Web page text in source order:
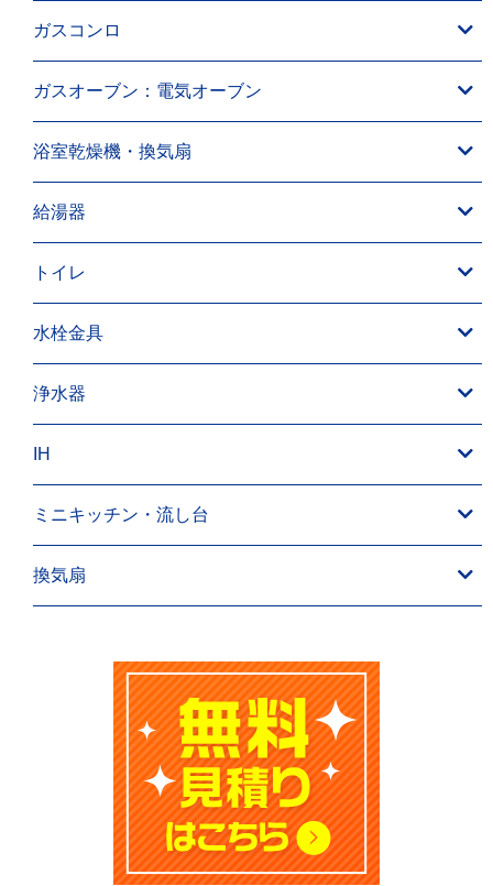
ガスコンロ
ガスオーブン：電気オーブン
浴室乾燥機・換気扇
給湯器
トイレ
水栓金具
浄水器
IH
ミニキッチン・流し台
換気扇